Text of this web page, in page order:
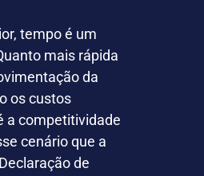
tempo é um
mais rápida
da
os custos
a competitividade
cenário que a
de